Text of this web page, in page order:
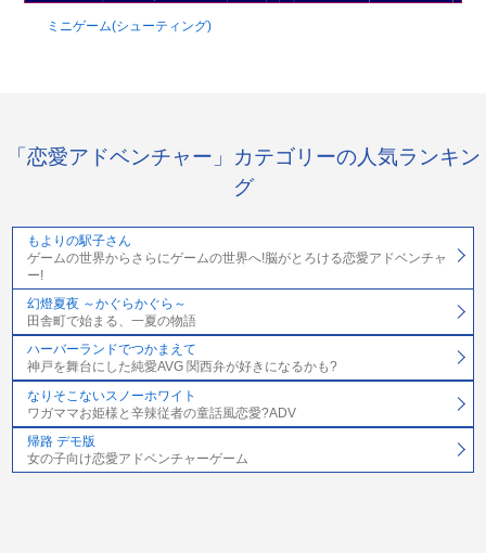
ミニゲーム(シューティング)
「恋愛アドベンチャー」カテゴリーの人気ランキン
グ
もよりの駅子さん
ゲームの世界からさらにゲームの世界へ!脳がとろける恋愛アドベンチャ
ー!
幻燈夏夜 ～かぐらかぐら～
田舎町で始まる、一夏の物語
ハーバーランドでつかまえて
神戸を舞台にした純愛AVG 関西弁が好きになるかも?
なりそこないスノーホワイト
ワガママお姫様と辛辣従者の童話風恋愛?ADV
帰路 デモ版
女の子向け恋愛アドベンチャーゲーム